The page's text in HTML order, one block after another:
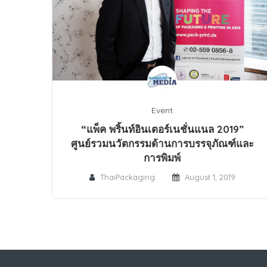
Event
“แพ็ค พริ้นท์อินเตอร์เนชั่นแนล 2019”
ศูนย์รวมนวัตกรรมด้านการบรรจุภัณฑ์และ
การพิมพ์
ThaiPackaging August 1, 2019